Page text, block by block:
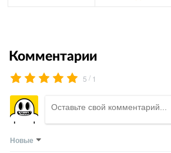
Комментарии
5 / 1
Новые